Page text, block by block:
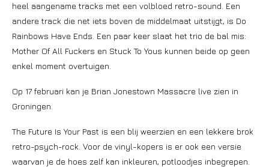
heel aangename tracks met een volbloed retro-sound. Een
andere track die net iets boven de middelmaat uitstijgt, is Do
Rainbows Have Ends. Een paar keer slaat het trio de bal mis:
Mother Of All Fuckers en Stuck To Yous kunnen beide op geen
enkel moment overtuigen.
Op 17 februari kan je Brian Jonestown Massacre live zien in
Groningen.
The Future Is Your Past is een blij weerzien en een lekkere brok
retro-psych-rock. Voor de vinyl-kopers is er ook een versie
waarvan je de hoes zelf kan inkleuren, potloodjes inbegrepen.